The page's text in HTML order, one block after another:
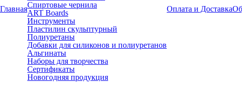
ГлавнаяСпиртовые чернила
ART Boards
Инструменты
Пластилин скульптурный
Полиуретаны
Добавки для силиконов и полиуретанов
Альгинаты
Наборы для творчества
Сертификаты
Новогодняя продукция
Оплата и Доставка